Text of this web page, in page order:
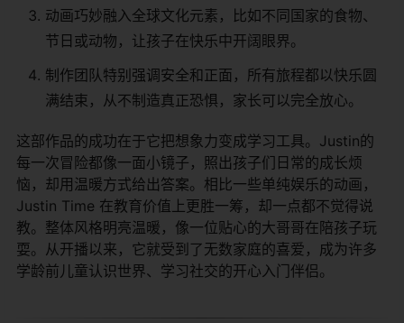
动画巧妙融入全球文化元素，比如不同国家的食物、
节日或动物，让孩子在快乐中开阔眼界。
制作团队特别强调安全和正面，所有旅程都以快乐圆
满结束，从不制造真正恐惧，家长可以完全放心。
这部作品的成功在于它把想象力变成学习工具。Justin的
每一次冒险都像一面小镜子，照出孩子们日常的成长烦
恼，却用温暖方式给出答案。相比一些单纯娱乐的动画，
Justin Time 在教育价值上更胜一筹，却一点都不觉得说
教。整体风格明亮温暖，像一位贴心的大哥哥在陪孩子玩
耍。从开播以来，它就受到了无数家庭的喜爱，成为许多
学龄前儿童认识世界、学习社交的开心入门伴侣。